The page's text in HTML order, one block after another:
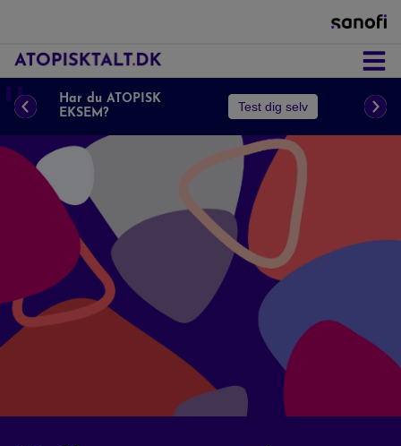
Astma
Næsepolypper
Atopisk Eksem
Prurigo Nodularis
❚❚
Har du ATOPISK
EKSEM?
Test dig selv